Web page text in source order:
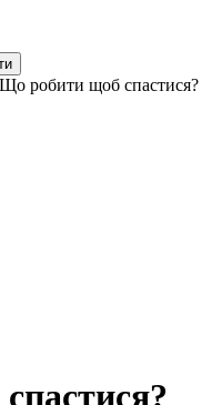
Що робити щоб спастися?